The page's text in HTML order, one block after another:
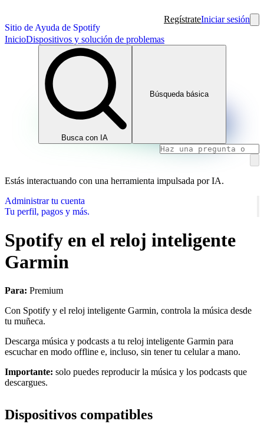
Sitio de Ayuda de Spotify
RegístrateIniciar sesión
InicioDispositivos y solución de problemas
Busca con IA
Búsqueda básica
Estás interactuando con una herramienta impulsada por IA.
Administrar tu cuenta
Tu perfil, pagos y más.
Spotify en el reloj inteligente
Garmin
Para: Premium
Con Spotify y el reloj inteligente Garmin, controla la música desde
tu muñeca.
Descarga música y podcasts a tu reloj inteligente Garmin para
escuchar en modo offline e, incluso, sin tener tu celular a mano.
Importante: solo puedes reproducir la música y los podcasts que
descargues.
Dispositivos compatibles